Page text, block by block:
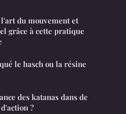
du mouvement et
grâce à cette pratique
le hasch ou la résine
des katanas dans de
?